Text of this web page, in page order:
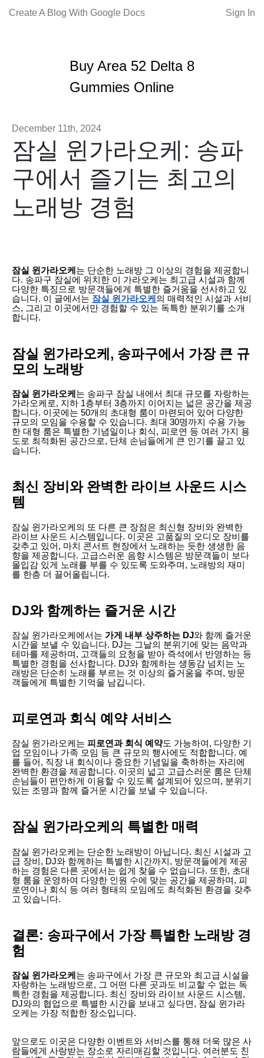
Create A Blog With Google Docs Sign In
Buy Area 52 Delta 8
Gummies Online
December 11th, 2024
잠실 윈가라오케: 송파
구에서 즐기는 최고의
노래방 경험
잠실 윈가라오케 는 단순한 노래방 그 이상의 경험을 제공합니
다. 송파구 잠실에 위치한 이 가라오케는 최고급 시설과 함께
다양한 특징으로 방문객들에게 특별한 즐거움을 선사하고 있
습니다. 이 글에서는 잠실 윈가라오케 의 매력적인 시설과 서비
스, 그리고 이곳에서만 경험할 수 있는 독특한 분위기를 소개
합니다.
잠실 윈가라오케, 송파구에서 가장 큰 규
모의 노래방
잠실 윈가라오케 는 송파구 잠실 내에서 최대 규모를 자랑하는
가라오케로, 지하 1층부터 3층까지 이어지는 넓은 공간을 제공
합니다. 이곳에는 50개의 초대형 룸이 마련되어 있어 다양한
규모의 모임을 수용할 수 있습니다. 최대 30명까지 수용 가능
한 대형 룸은 특별한 기념일이나 회식, 피로연 등 여러 가지 용
도로 최적화된 공간으로, 단체 손님들에게 큰 인기를 끌고 있
습니다.
최신 장비와 완벽한 라이브 사운드 시스
템
잠실 윈가라오케의 또 다른 큰 장점은 최신형 장비와 완벽한
라이브 사운드 시스템입니다. 이곳은 고품질의 오디오 장비를
갖추고 있어, 마치 콘서트 현장에서 노래하는 듯한 생생한 음
향을 제공합니다. 고급스러운 음향 시스템은 방문객들이 보다
몰입감 있게 노래를 부를 수 있도록 도와주며, 노래방의 재미
를 한층 더 끌어올립니다.
DJ와 함께하는 즐거운 시간
잠실 윈가라오케에서는 가게 내부 상주하는 DJ와 함께 즐거운
시간을 보낼 수 있습니다. DJ는 그날의 분위기에 맞는 음악과
테마를 제공하며, 고객들의 요청을 받아 즉석에서 반영하는 등
특별한 경험을 선사합니다. DJ와 함께하는 생동감 넘치는 노
래방은 단순히 노래를 부르는 것 이상의 즐거움을 주며, 방문
객들에게 특별한 기억을 남깁니다.
피로연과 회식 예약 서비스
잠실 윈가라오케는 피로연과 회식 예약도 가능하여, 다양한 기
업 모임이나 가족 모임 등 큰 규모의 행사에도 적합합니다. 예
를 들어, 직장 내 회식이나 중요한 기념일을 축하하는 자리에
완벽한 환경을 제공합니다. 이곳의 넓고 고급스러운 룸은 단체
손님들이 편안하게 이용할 수 있도록 설계되어 있으며, 분위기
있는 조명과 함께 즐거운 시간을 보낼 수 있습니다.
잠실 윈가라오케의 특별한 매력
잠실 윈가라오케는 단순한 노래방이 아닙니다. 최신 시설과 고
급 장비, DJ와 함께하는 특별한 시간까지, 방문객들에게 제공
하는 경험은 다른 곳에서는 쉽게 찾을 수 없습니다. 또한, 초대
형 룸을 운영하여 다양한 인원 수에 맞는 공간을 제공하며, 피
로연이나 회식 등 여러 형태의 모임에도 최적화된 환경을 갖추
고 있습니다.
결론: 송파구에서 가장 특별한 노래방 경
험
잠실 윈가라오케 는 송파구에서 가장 큰 규모와 최고급 시설을
자랑하는 노래방으로, 그 어떤 다른 곳과도 비교할 수 없는 독
특한 경험을 제공합니다. 최신 장비와 라이브 사운드 시스템,
DJ와의 협업으로 특별한 시간을 보내고 싶다면, 잠실 윈가라
오케는 가장 적합한 장소입니다.
앞으로도 이곳은 다양한 이벤트와 서비스를 통해 더욱 많은 사
람들에게 사랑받는 장소로 자리매김할 것입니다. 여러분도 친